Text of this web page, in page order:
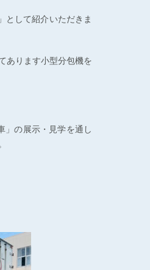
として紹介いただきま
あります小型分包機を
」の展示・見学を通し